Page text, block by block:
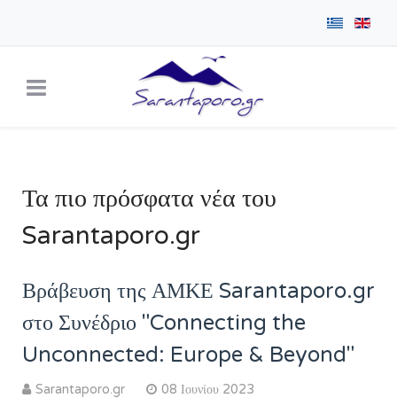
Τα πιο πρόσφατα νέα του
Sarantaporo.gr
Βράβευση της ΑΜΚΕ Sarantaporo.gr
στο Συνέδριο "Connecting the
Unconnected: Europe & Beyond"
Sarantaporo.gr 08 Ιουνίου 2023